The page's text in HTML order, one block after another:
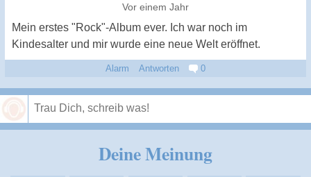
Vor einem Jahr
Mein erstes "Rock"-Album ever. Ich war noch im
Kindesalter und mir wurde eine neue Welt eröffnet.
Alarm Antworten 0
Deine Meinung